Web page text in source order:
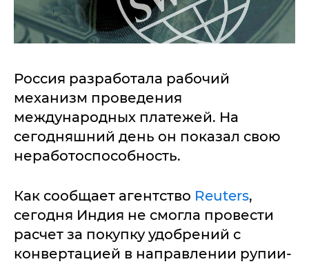
Россия разработала рабочий
механизм проведения
международных платежей. На
сегодняшний день он показал свою
неработоспособность.
Как сообщает агентство Reuters,
сегодня Индия не смогла провести
расчет за покупку удобрений с
конвертацией в направлении рупии-